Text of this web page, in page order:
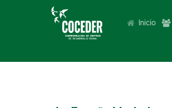
Inicio